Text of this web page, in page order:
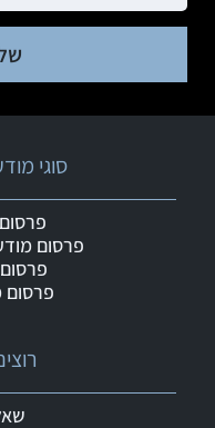
סוגי
פרסום
פרסום